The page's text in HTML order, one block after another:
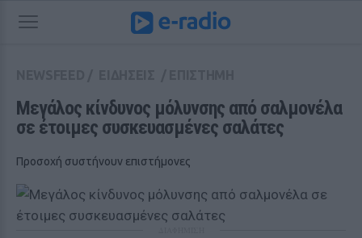
Μεγάλος κίνδυνος μόλυνσης από σαλμονέλα
σε έτοιμες συσκευασμένες σαλάτες
Προσοχή συστήνουν επιστήμονες